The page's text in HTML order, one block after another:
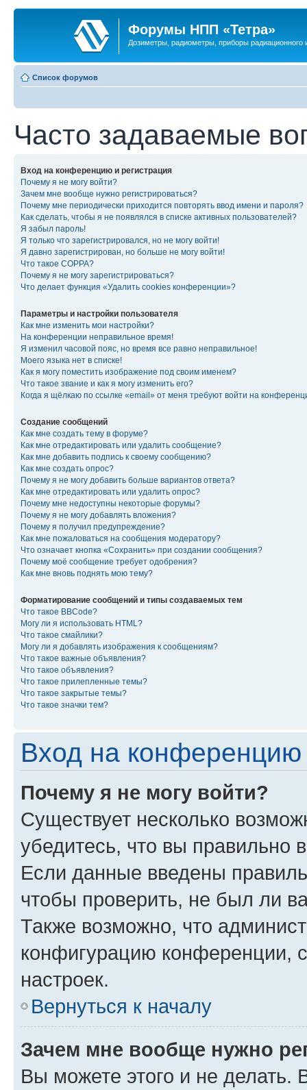
Форумы НПП «Тетра»
Дозиметры, радиометры, приборы радиационного
Список форумов
Часто задаваемые
Вход на конференцию и регистрация
Почему я не могу войти?
Зачем мне вообще нужно регистрироваться?
Почему мне периодически приходится повторять ввод имени и пароля?
Как сделать, чтобы я не появлялся в списке активных пользователей?
Я забыл пароль!
Я только что зарегистрировался, но не могу войти!
Я давно зарегистрирован, но больше не могу войти!
Что такое COPPA?
Почему я не могу зарегистрироваться?
Что делает функция «Удалить cookies конференции»?
Параметры и настройки пользователя
Как мне изменить мои настройки?
На конференции неправильное время!
Я изменил часовой пояс, но время все равно неправильное!
Моего языка нет в списке!
Как я могу поместить изображение под своим именем?
Что такое звание и как я могу изменить его?
Когда я щёлкаю по ссылке «email» от меня требуют войти на
Создание сообщений
Как мне создать тему в форуме?
Как мне отредактировать или удалить сообщение?
Как мне добавить подпись к своему сообщению?
Как мне создать опрос?
Почему я не могу добавить больше вариантов ответа?
Как мне отредактировать или удалить опрос?
Почему мне недоступны некоторые форумы?
Почему я не могу добавлять вложения?
Почему я получил предупреждение?
Как мне пожаловаться на сообщения модератору?
Что означает кнопка «Сохранить» при создании сообщения?
Почему моё сообщение требует одобрения?
Как мне вновь поднять мою тему?
Форматирование сообщений и типы создаваемых тем
Что такое BBCode?
Могу ли я использовать HTML?
Что такое смайлики?
Могу ли я добавлять изображения к сообщениям?
Что такое важные объявления?
Что такое объявления?
Что такое прилепленные темы?
Что такое закрытые темы?
Что такое значки тем?
Вход на конференцию
Почему я не могу войти?
Существует несколько
убедитесь, что вы правильно
Если данные введены
чтобы проверить, не был ли
Также возможно, что
конфигурацию конференции,
настроек.
Вернуться к началу
Зачем мне вообще нужно
Вы можете этого и не делать.